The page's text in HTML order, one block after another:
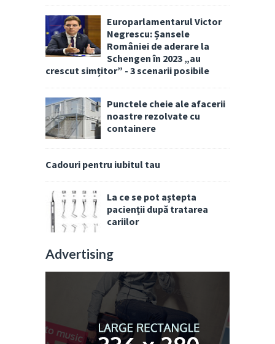
Europarlamentarul Victor
Negrescu: Șansele
României de aderare la
Schengen în 2023 „au
crescut simțitor” - 3 scenarii posibile
Punctele cheie ale afacerii
noastre rezolvate cu
containere
Cadouri pentru iubitul tau
La ce se pot aștepta
pacienții după tratarea
cariilor
Advertising